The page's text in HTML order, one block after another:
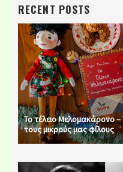
RECENT POSTS
Το τέλειο Μελομακάρονο –
τους μικρούς μας φίλους